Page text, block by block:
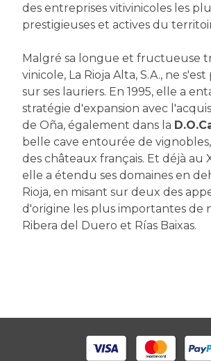
des entreprises vitivinicoles les
prestigieuses et actives du
Malgré sa longue et fructueuse
vinicole, La Rioja Alta, S.A., ne
sur ses lauriers. En 1995, elle a
stratégie d'expansion avec
de Oña, également dans la
belle cave entourée de
des châteaux français. Et déjà au
elle a étendu ses domaines en
Rioja, en misant sur deux des
d'origine les plus importantes de
Ribera del Duero et Rías Baixas.